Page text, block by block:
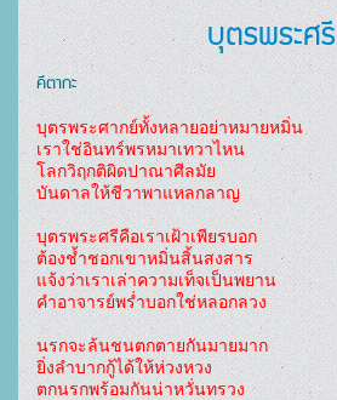
บุตรพระศรี
คีตากะ
บุตรพระศากย์ทั้งหลายอย่าหมายหมิ่น
เราใช่อินทร์พรหมาเทวาไหน
โลกวิฤกติผิดปาณาศีลมัย
บันดาลให้ชีวาพาแหลกลาญ
บุตรพระศรีคือเราเฝ้าเพียรบอก
ต้องช้ำชอกเขาหมิ่นสิ้นสงสาร
แจ้งว่าเราเล่าความเท็จเป็นพยาน
คำอาจารย์พร่ำบอกใช่หลอกลวง
นรกจะล้นชนตกตายกันมายมาก
ยิ่งลำบากกู้ได้ให้ห่วงหวง
ตกนรกพร้อมกันน่าหวั่นทรวง